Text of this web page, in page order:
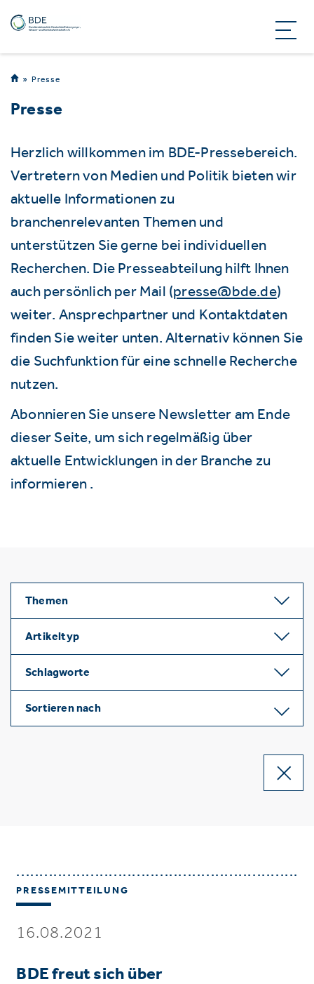
Presse
Presse
Herzlich willkommen im BDE-Pressebereich.
Vertretern von Medien und Politik bieten wir
aktuelle Informationen zu
branchenrelevanten Themen und
unterstützen Sie gerne bei individuellen
Recherchen. Die Presseabteilung hilft Ihnen
auch persönlich per Mail (presse@bde.de)
weiter. Ansprechpartner und Kontaktdaten
finden Sie weiter unten. Alternativ können Sie
die Suchfunktion für eine schnelle Recherche
nutzen.
Abonnieren Sie unsere Newsletter am Ende
dieser Seite, um sich regelmäßig über
aktuelle Entwicklungen in der Branche zu
informieren .
Themen
Artikeltyp
Schlagworte
Sortieren nach
PRESSEMITTEILUNG
16.08.2021
BDE freut sich über